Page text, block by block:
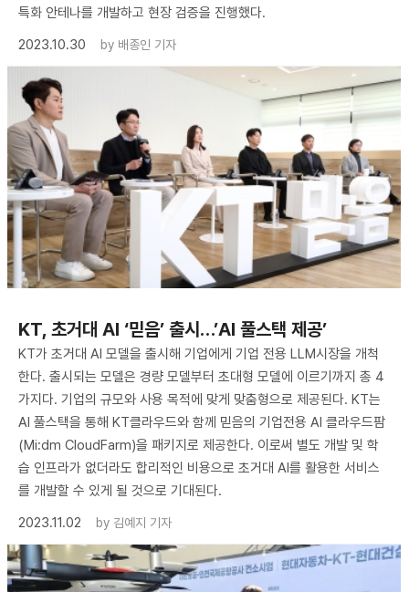
특화 안테나를 개발하고 현장 검증을 진행했다.
2023.10.30
by 배종인 기자
KT, 초거대 AI ‘믿음’ 출시…’AI 풀스택 제공’
KT가 초거대 AI 모델을 출시해 기업에게 기업 전용 LLM시장을 개척
한다. 출시되는 모델은 경량 모델부터 초대형 모델에 이르기까지 총 4
가지다. 기업의 규모와 사용 목적에 맞게 맞춤형으로 제공된다. KT는
AI 풀스택을 통해 KT클라우드와 함께 믿음의 기업전용 AI 클라우드팜
(Mi:dm CloudFarm)을 패키지로 제공한다. 이로써 별도 개발 및 학
습 인프라가 없더라도 합리적인 비용으로 초거대 AI를 활용한 서비스
를 개발할 수 있게 될 것으로 기대된다.
2023.11.02
by 김예지 기자